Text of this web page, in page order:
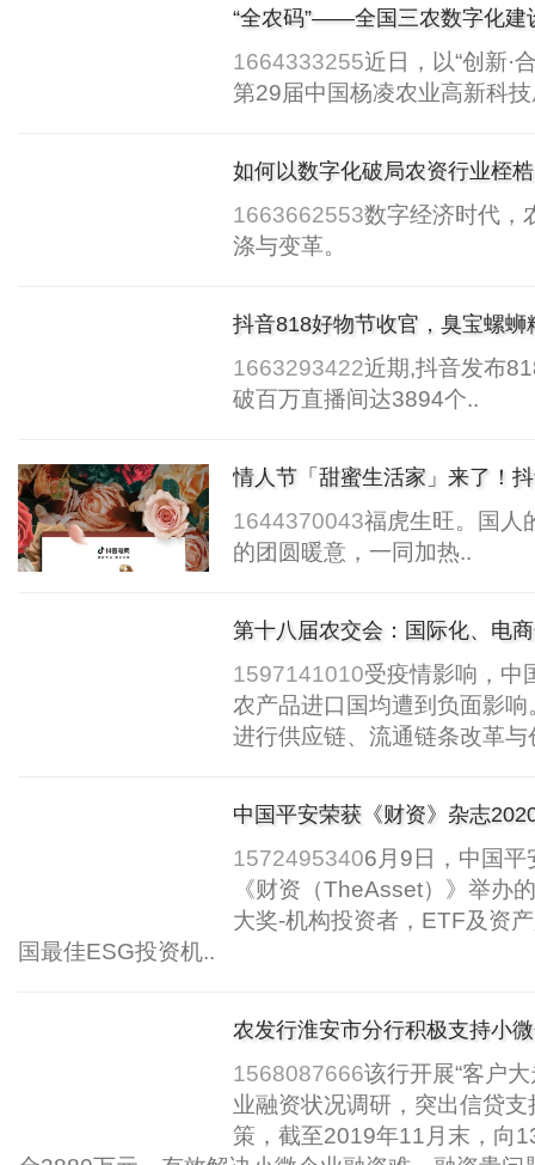
“全农码”——全国三农数字化建
1664333255近日，以“创新·
第29届中国杨凌农业高新科
如何以数字化破局农资行业桎
1663662553数字经济时代，
涤与变革。
抖音818好物节收官，臭宝螺蛳
1663293422近期,抖音发布
破百万直播间达3894个..
情人节「甜蜜生活家」来了！
1644370043福虎生旺。国人
的团圆暖意，一同加热..
第十八届农交会：国际化、电
1597141010受疫情影响，中
农产品进口国均遭到负面影
进行供应链、流通链条改革与
中国平安荣获《财资》杂志
15724953406月9日，中国平
《财资（TheAsset）》举办
大奖-机构投资者，ETF及资
国最佳ESG投资机..
农发行淮安市分行积极支持小
1568087666该行开展“客户
业融资状况调研，突出信贷
策，截至2019年11月末，向